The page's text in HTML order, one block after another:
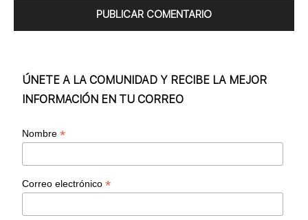
ÚNETE A LA COMUNIDAD Y RECIBE LA MEJOR
INFORMACIÓN EN TU CORREO
Nombre*
Correo electrónico*